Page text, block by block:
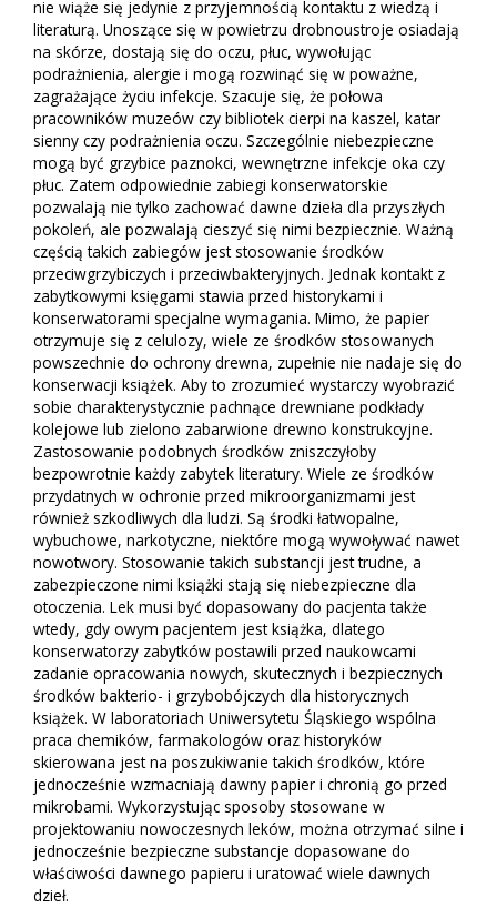
nie wiąże się jedynie z przyjemnością kontaktu z wiedzą i
literaturą. Unoszące się w powietrzu drobnoustroje osiadają
na skórze, dostają się do oczu, płuc, wywołując
podrażnienia, alergie i mogą rozwinąć się w poważne,
zagrażające życiu infekcje. Szacuje się, że połowa
pracowników muzeów czy bibliotek cierpi na kaszel, katar
sienny czy podrażnienia oczu. Szczególnie niebezpieczne
mogą być grzybice paznokci, wewnętrzne infekcje oka czy
płuc. Zatem odpowiednie zabiegi konserwatorskie
pozwalają nie tylko zachować dawne dzieła dla przyszłych
pokoleń, ale pozwalają cieszyć się nimi bezpiecznie. Ważną
częścią takich zabiegów jest stosowanie środków
przeciwgrzybiczych i przeciwbakteryjnych. Jednak kontakt z
zabytkowymi księgami stawia przed historykami i
konserwatorami specjalne wymagania. Mimo, że papier
otrzymuje się z celulozy, wiele ze środków stosowanych
powszechnie do ochrony drewna, zupełnie nie nadaje się do
konserwacji książek. Aby to zrozumieć wystarczy wyobrazić
sobie charakterystycznie pachnące drewniane podkłady
kolejowe lub zielono zabarwione drewno konstrukcyjne.
Zastosowanie podobnych środków zniszczyłoby
bezpowrotnie każdy zabytek literatury. Wiele ze środków
przydatnych w ochronie przed mikroorganizmami jest
również szkodliwych dla ludzi. Są środki łatwopalne,
wybuchowe, narkotyczne, niektóre mogą wywoływać nawet
nowotwory. Stosowanie takich substancji jest trudne, a
zabezpieczone nimi książki stają się niebezpieczne dla
otoczenia. Lek musi być dopasowany do pacjenta także
wtedy, gdy owym pacjentem jest książka, dlatego
konserwatorzy zabytków postawili przed naukowcami
zadanie opracowania nowych, skutecznych i bezpiecznych
środków bakterio- i grzybobójczych dla historycznych
książek. W laboratoriach Uniwersytetu Śląskiego wspólna
praca chemików, farmakologów oraz historyków
skierowana jest na poszukiwanie takich środków, które
jednocześnie wzmacniają dawny papier i chronią go przed
mikrobami. Wykorzystując sposoby stosowane w
projektowaniu nowoczesnych leków, można otrzymać silne i
jednocześnie bezpieczne substancje dopasowane do
właściwości dawnego papieru i uratować wiele dawnych
dzieł.